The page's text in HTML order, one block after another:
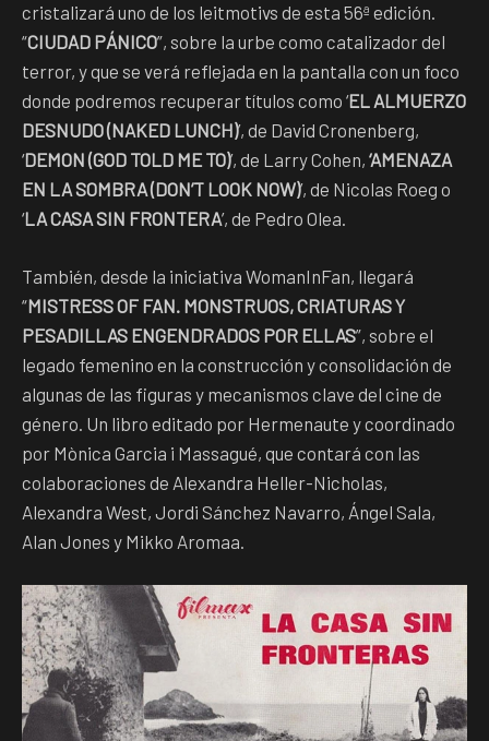
cristalizará uno de los leitmotivs de esta 56ª edición.
“CIUDAD PÁNICO”, sobre la urbe como catalizador del
terror, y que se verá reflejada en la pantalla con un foco
donde podremos recuperar títulos como ‘EL ALMUERZO
DESNUDO (NAKED LUNCH)’, de David Cronenberg,
‘DEMON (GOD TOLD ME TO)’, de Larry Cohen, ‘AMENAZA
EN LA SOMBRA (DON’T LOOK NOW)’, de Nicolas Roeg o
‘LA CASA SIN FRONTERA’, de Pedro Olea.
También, desde la iniciativa WomanInFan, llegará
“MISTRESS OF FAN. MONSTRUOS, CRIATURAS Y
PESADILLAS ENGENDRADOS POR ELLAS”, sobre el
legado femenino en la construcción y consolidación de
algunas de las figuras y mecanismos clave del cine de
género. Un libro editado por Hermenaute y coordinado
por Mònica Garcia i Massagué, que contará con las
colaboraciones de Alexandra Heller-Nicholas,
Alexandra West, Jordi Sánchez Navarro, Ángel Sala,
Alan Jones y Mikko Aromaa.